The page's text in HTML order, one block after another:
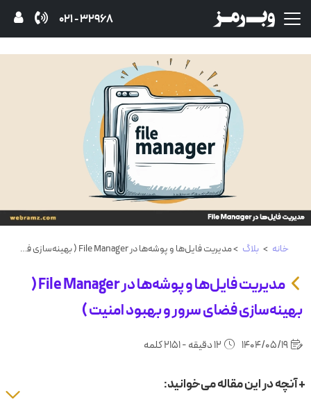
32968 - 021
خانه > بلاگ > مدیریت فایل‌ها و پوشه‌ها در File Manager ( بهینه‌سازی فضای سرور و بهبود امنیت )
مدیریت فایل‌ها و پوشه‌ها در File Manager (
بهینه‌سازی فضای سرور و بهبود امنیت )
+ آنچه در این مقاله می‌خوانید: